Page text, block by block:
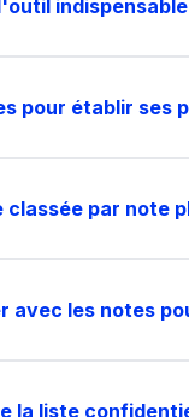
pour établir ses
classée par note
avec les notes
la liste